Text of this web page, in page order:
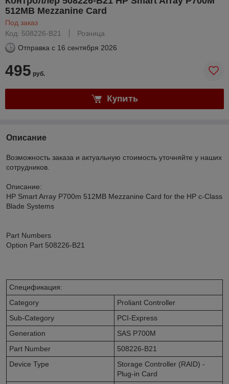
512MB Mezzanine Card
Под заказ
Код: 508226-B21
Розница
Отправка с 16 сентября 2026
495 руб.
Купить
Описание
Возможность заказа и актуальную стоимость уточняйте у наших
сотрудников.
Описание:
HP Smart Array P700m 512MB Mezzanine Card for the HP c-Class
Blade Systems
Part Numbers
Option Part 508226-B21
Спецификация:
Category
Proliant Controller
Sub-Category
PCI-Express
Generation
SAS P700M
Part Number
508226-B21
Device Type
Storage Controller (RAID) -
Plug-in Card